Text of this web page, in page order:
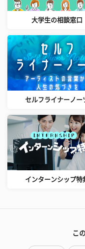
大学生の相談窓口
セルフライナーノー
インターンシップ特
こ